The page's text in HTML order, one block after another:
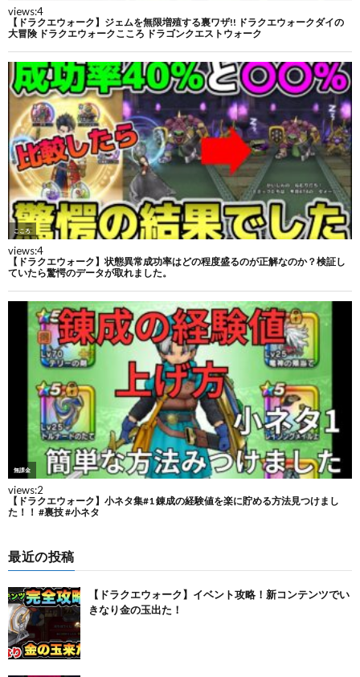
最近の投稿
【ドラクエウォーク】イベント攻略！新コンテンツでい
きなり金の玉出た！